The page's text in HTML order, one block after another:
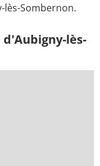
lès-Sombernon.
lès-